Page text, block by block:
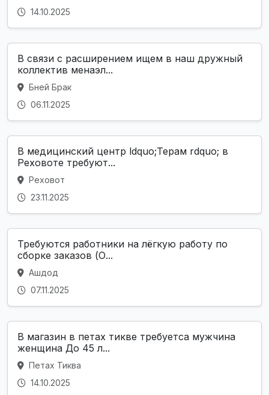
14.10.2025
В связи с расширением ищем в наш дружный
коллектив менаэл...
Бней Брак
06.11.2025
В медицинский центр ldquo;Терам rdquo; в
Реховоте требуют...
Реховот
23.11.2025
Требуются работники на лёгкую работу по
сборке заказов (О...
Ашдод
07.11.2025
В магазин в петах тикве требуетса мужчина
женщина До 45 л...
Петах Тиква
14.10.2025